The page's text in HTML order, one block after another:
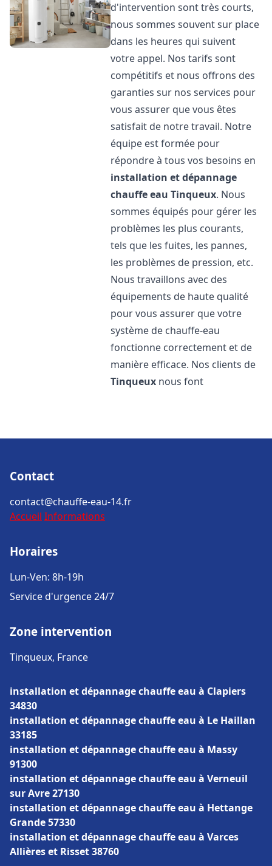
d'intervention sont très courts,
nous sommes souvent sur place
dans les heures qui suivent
votre appel. Nos tarifs sont
compétitifs et nous offrons des
garanties sur nos services pour
vous assurer que vous êtes
satisfait de notre travail. Notre
équipe est formée pour
répondre à tous vos besoins en
installation et dépannage
chauffe eau Tinqueux. Nous
sommes équipés pour gérer les
problèmes les plus courants,
tels que les fuites, les pannes,
les problèmes de pression, etc.
Nous travaillons avec des
équipements de haute qualité
pour vous assurer que votre
système de chauffe-eau
fonctionne correctement et de
manière efficace. Nos clients de
Tinqueux nous font
Contact
contact@chauffe-eau-14.fr
Accueil Informations
Horaires
Lun-Ven: 8h-19h
Service d'urgence 24/7
Zone intervention
Tinqueux, France
installation et dépannage chauffe eau à Clapiers
34830
installation et dépannage chauffe eau à Le Haillan
33185
installation et dépannage chauffe eau à Massy
91300
installation et dépannage chauffe eau à Verneuil
sur Avre 27130
installation et dépannage chauffe eau à Hettange
Grande 57330
installation et dépannage chauffe eau à Varces
Allières et Risset 38760